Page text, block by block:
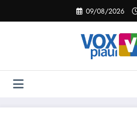
o
09/08/2026